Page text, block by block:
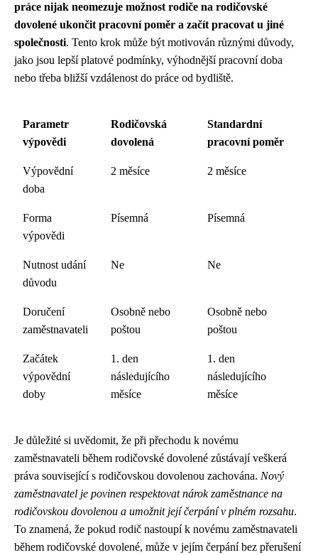
práce nijak neomezuje možnost rodiče na rodičovské
dovolené ukončit pracovní poměr a začít pracovat u jiné
společnosti. Tento krok může být motivován různými důvody,
jako jsou lepší platové podmínky, výhodnější pracovní doba
nebo třeba bližší vzdálenost do práce od bydliště.
Parametr
výpovědi
Rodičovská
dovolená
Standardní
pracovní poměr
Výpovědní
doba
2 měsíce 2 měsíce
Forma
výpovědi
Písemná Písemná
Nutnost udání
důvodu
Ne Ne
Doručení
zaměstnavateli
Osobně nebo
poštou
Osobně nebo
poštou
Začátek
výpovědní
doby
1. den
následujícího
měsíce
1. den
následujícího
měsíce
Je důležité si uvědomit, že při přechodu k novému
zaměstnavateli během rodičovské dovolené zůstávají veškerá
práva související s rodičovskou dovolenou zachována. Nový
zaměstnavatel je povinen respektovat nárok zaměstnance na
rodičovskou dovolenou a umožnit její čerpání v plném rozsahu.
To znamená, že pokud rodič nastoupí k novému zaměstnavateli
během rodičovské dovolené, může v jejím čerpání bez přerušení